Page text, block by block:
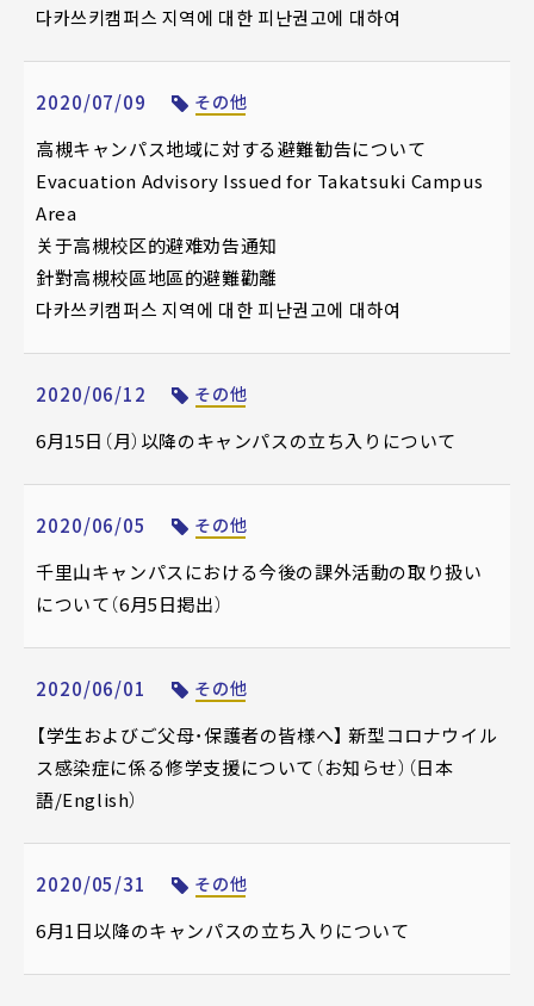
다카쓰키캠퍼스 지역에 대한 피난권고에 대하여
2020/07/09 その他
高槻キャンパス地域に対する避難勧告について
Evacuation Advisory Issued for Takatsuki Campus
Area
关于高槻校区的避难劝告通知
針對高槻校區地區的避難勸離
다카쓰키캠퍼스 지역에 대한 피난권고에 대하여
2020/06/12 その他
6月15日（月）以降のキャンパスの立ち入りについて
2020/06/05 その他
千里山キャンパスにおける今後の課外活動の取り扱い
について（6月5日掲出）
2020/06/01 その他
【学生およびご父母・保護者の皆様へ】 新型コロナウイル
ス感染症に係る修学支援について（お知らせ）（日本
語/English）
2020/05/31 その他
6月1日以降のキャンパスの立ち入りについて